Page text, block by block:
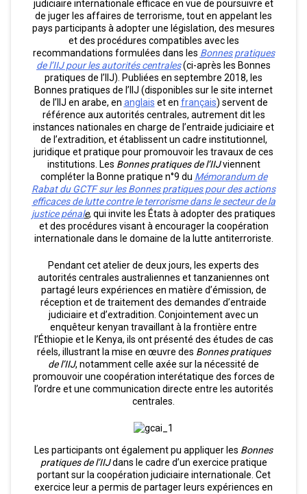
judiciaire internationale efficace en vue de poursuivre et
de juger les affaires de terrorisme, tout en appelant les
pays participants à adopter une législation, des mesures
et des procédures compatibles avec les
recommandations formulées dans les Bonnes pratiques
de l’IIJ pour les autorités centrales(ci-après les Bonnes
pratiques de l’IIJ). Publiées en septembre 2018, les
Bonnes pratiques de l’IIJ (disponibles sur le site internet
de l’IIJ en arabe, en anglais et en français) servent de
référence aux autorités centrales, autrement dit les
instances nationales en charge de l’entraide judiciaire et
de l’extradition, et établissent un cadre institutionnel,
juridique et pratique pour promouvoir les travaux de ces
institutions. Les Bonnes pratiques de l’IIJviennent
compléter la Bonne pratique n°9 du Mémorandum de
Rabat du GCTF sur les Bonnes pratiques pour des actions
efficaces de lutte contre le terrorisme dans le secteur de la
justice pénale, qui invite les États à adopter des pratiques
et des procédures visant à encourager la coopération
internationale dans le domaine de la lutte antiterroriste.
Pendant cet atelier de deux jours, les experts des
autorités centrales australiennes et tanzaniennes ont
partagé leurs expériences en matière d’émission, de
réception et de traitement des demandes d’entraide
judiciaire et d’extradition. Conjointement avec un
enquêteur kenyan travaillant à la frontière entre
l’Éthiopie et le Kenya, ils ont présenté des études de cas
réels, illustrant la mise en œuvre des Bonnes pratiques
de l’IIJ, notamment celle axée sur la nécessité de
promouvoir une coopération interétatique des forces de
l’ordre et une communication directe entre les autorités
centrales.
Les participants ont également pu appliquer les Bonnes
pratiques de l’IIJdans le cadre d’un exercice pratique
portant sur la coopération judiciaire internationale. Cet
exercice leur a permis de partager leurs expériences en